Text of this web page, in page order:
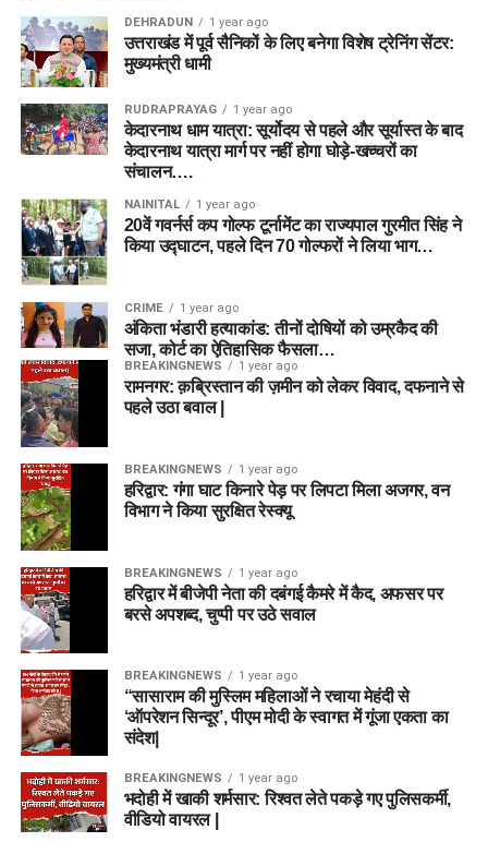
DEHRADUN 1 year ago
उत्तराखंड में पूर्व सैनिकों के लिए बनेगा विशेष ट्रेनिंग सेंटर:
मुख्यमंत्री धामी
RUDRAPRAYAG 1 year ago
केदारनाथ धाम यात्रा: सूर्योदय से पहले और सूर्यास्त के बाद
केदारनाथ यात्रा मार्ग पर नहीं होगा घोड़े-खच्चरों का
संचालन….
NAINITAL 1 year ago
20वें गवर्नर्स कप गोल्फ टूर्नामेंट का राज्यपाल गुरमीत सिंह ने
किया उद्घाटन, पहले दिन 70 गोल्फरों ने लिया भाग…
CRIME 1 year ago
अंकिता भंडारी हत्याकांड: तीनों दोषियों को उम्रकैद की
सजा, कोर्ट का ऐतिहासिक फैसला…
BREAKINGNEWS 1 year ago
रामनगर: क़ब्रिस्तान की ज़मीन को लेकर विवाद, दफनाने से
पहले उठा बवाल |
BREAKINGNEWS 1 year ago
हरिद्वार: गंगा घाट किनारे पेड़ पर लिपटा मिला अजगर, वन
विभाग ने किया सुरक्षित रेस्क्यू
BREAKINGNEWS 1 year ago
हरिद्वार में बीजेपी नेता की दबंगई कैमरे में कैद, अफसर पर
बरसे अपशब्द, चुप्पी पर उठे सवाल
BREAKINGNEWS 1 year ago
“सासाराम की मुस्लिम महिलाओं ने रचाया मेहंदी से
‘ऑपरेशन सिन्दूर’, पीएम मोदी के स्वागत में गूंजा एकता का
संदेश|
BREAKINGNEWS 1 year ago
भदोही में खाकी शर्मसार: रिश्वत लेते पकड़े गए पुलिसकर्मी,
वीडियो वायरल |